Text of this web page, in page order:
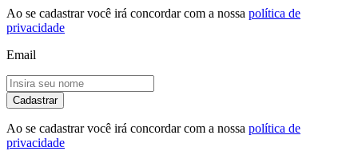
Ao se cadastrar você irá concordar com a nossa política de
privacidade
Email
Cadastrar
Ao se cadastrar você irá concordar com a nossa política de
privacidade